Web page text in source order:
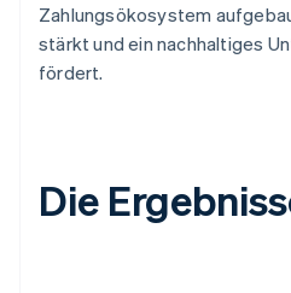
Zahlungsökosystem
stärkt und ein nachhaltiges
fördert.
Die